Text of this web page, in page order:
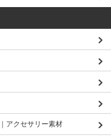
アクセサリー素材